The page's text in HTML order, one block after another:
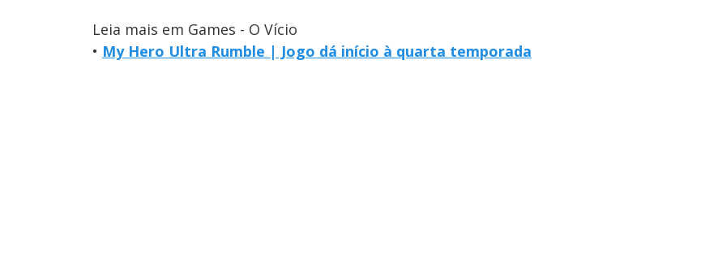
Leia mais em Games - O Vício
• My Hero Ultra Rumble | Jogo dá início à quarta temporada